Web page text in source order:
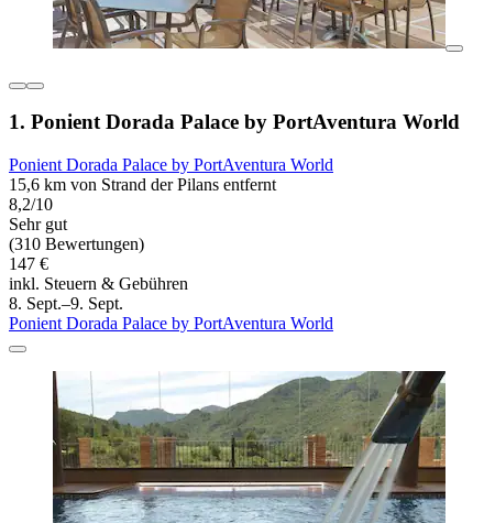
1. Ponient Dorada Palace by PortAventura World
Ponient Dorada Palace by PortAventura World
15,6 km von Strand der Pilans entfernt
8,2/10
Sehr gut
(310 Bewertungen)
147 €
inkl. Steuern & Gebühren
8. Sept.–9. Sept.
Ponient Dorada Palace by PortAventura World